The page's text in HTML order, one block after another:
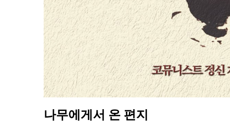
나무에게서 온 편지